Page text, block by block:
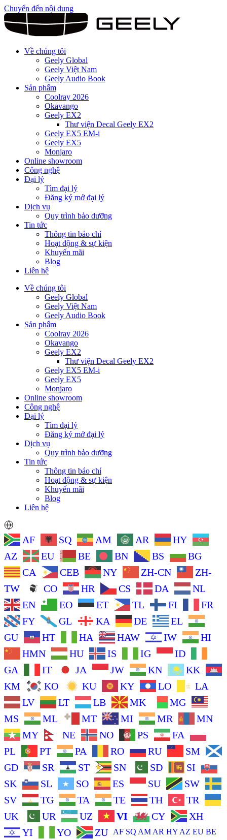
Chuyển đến nội dung
Về chúng tôi
Geely Global
Geely Việt Nam
Geely Audio Book
Sản phẩm
Coolray 2026
Okavango
Geely EX2
Thư viện Decal Geely EX2
Geely EX5 EM-i
Geely EX5
Monjaro
Online showroom
Công nghệ
Đại lý
Tìm đại lý
Đăng ký mở đại lý
Dịch vụ
Quy trình bảo dưỡng
Tin tức
Thông tin báo chí
Hoạt động & sự kiện
Khuyến mãi
Blog
Liên hệ
Về chúng tôi
Geely Global
Geely Việt Nam
Geely Audio Book
Sản phẩm
Coolray 2026
Okavango
Geely EX2
Thư viện Decal Geely EX2
Geely EX5 EM-i
Geely EX5
Monjaro
Online showroom
Công nghệ
Đại lý
Tìm đại lý
Đăng ký mở đại lý
Dịch vụ
Quy trình bảo dưỡng
Tin tức
Thông tin báo chí
Hoạt động & sự kiện
Khuyến mãi
Blog
Liên hệ
AF SQ AM AR
HY
AZ
EU BE BN BS
BG
CA
CEB NY ZH-CN
ZH-
TW
CO HR CS DA
NL
EN
EO ET TL FI
FR
FY
GL KA DE
EL
GU
HT HA HAW IW
HI
HMN
HU IS IG
ID
GA
IT JA JW KN
KK
KM
KO KU KY LO
LA
LV
LT LB MK
MG
MS
ML MT MI MR
MN
MY
NE NO PS
FA
PL
PT PA RO RU
SM
GD
SR ST SN SD
SI
SK
SL SO ES SU
SW
SV
TG TA TE TH
TR
UK
UR UZ VI CY
XH
YI
YO ZU AF SQ AM AR HY AZ EU BE